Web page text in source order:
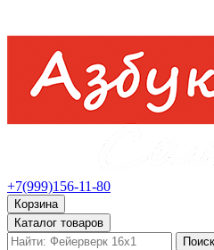
+7(999)156-11-80
Корзина
Каталог товаров
Поиск